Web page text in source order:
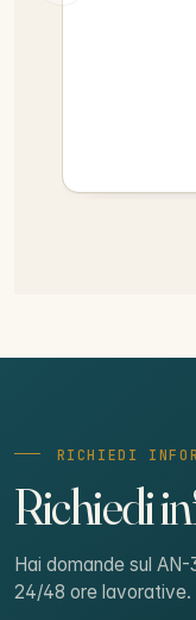
RICHIEDI
Richiedi
Hai domande sul
24/48 ore lavorative.